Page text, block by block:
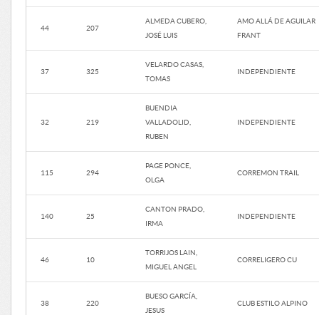
44 207
ALMEDA CUBERO,
JOSÉ LUIS
AMO ALLÁ DE AGUILAR
FRANT
37 325
VELARDO CASAS,
TOMAS
INDEPENDIENTE
32 219
BUENDIA
VALLADOLID,
RUBEN
INDEPENDIENTE
115 294
PAGE PONCE,
OLGA
CORREMON TRAIL
140 25
CANTON PRADO,
IRMA
INDEPENDIENTE
46 10
TORRIJOS LAIN,
MIGUEL ANGEL
CORRELIGERO CU
38 220
BUESO GARCÍA,
JESUS
CLUB ESTILO ALPINO